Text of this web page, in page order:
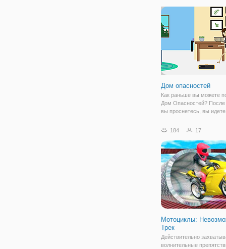
одного ключа. Также,
настораживает то, что
Дом опасностей
Как раньше вы можете
Дом Опасностей? После
вы проснетесь, вы
поливаете цветы и
как вы идете на работу.
распорядок
184 17
Мотоциклы:
Трек
Действительно
волнительные